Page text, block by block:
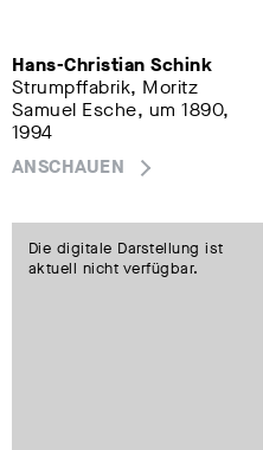
Hans-Christian Schink
Strumpffabrik, Moritz
Samuel Esche, um 1890,
1994
ANSCHAUEN
Die digitale Darstellung ist
aktuell nicht verfügbar.